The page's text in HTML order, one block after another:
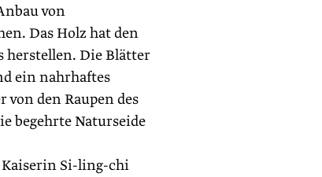
von
Das Holz hat den
herstellen. Die Blätter
ein nahrhaftes
den Raupen des
begehrte Naturseide
Kaiserin Si-ling-chi